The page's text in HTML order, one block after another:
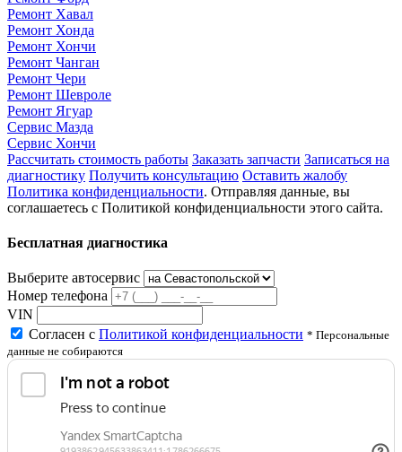
Ремонт Хавал
Ремонт Хонда
Ремонт Хончи
Ремонт Чанган
Ремонт Чери
Ремонт Шевроле
Ремонт Ягуар
Сервис Мазда
Сервис Хончи
Рассчитать стоимость работы Заказать запчасти Записаться на
диагностику Получить консультацию Оставить жалобу
Политика конфиденциальности. Отправляя данные, вы
соглашаетесь с Политикой конфиденциальности этого сайта.
Бесплатная диагностика
Выберите автосервис
Номер телефона
VIN
Согласен с Политикой конфиденциальности * Персональные
данные не собираются